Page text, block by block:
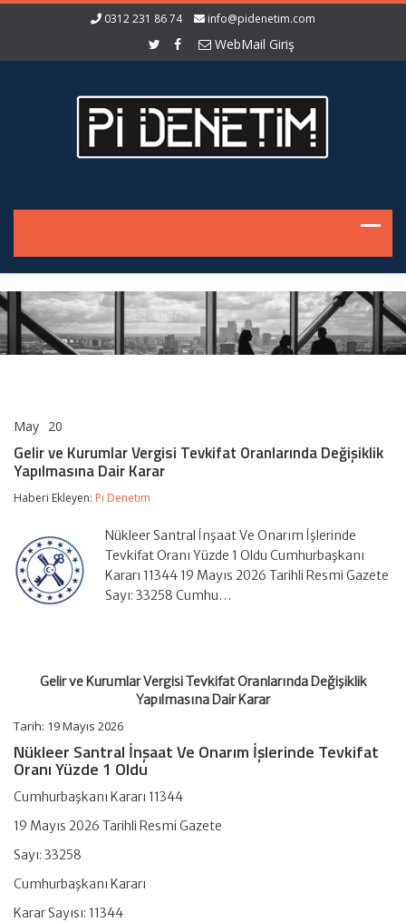
0312 231 86 74 info@pidenetim.com
WebMail Giriş
May 20
Kurumlar
Vergisi
Oranlarında
Yapılmasına
Karar
için
Gelir ve Kurumlar Vergisi Tevkifat Oranlarında Değişiklik
Yapılmasına Dair Karar
Haberi Ekleyen: Pi Denetim
Nükleer Santral İnşaat Ve Onarım İşlerinde
Tevkifat Oranı Yüzde 1 Oldu Cumhurbaşkanı
Kararı 11344 19 Mayıs 2026 Tarihli Resmi Gazete
Sayı: 33258 Cumhu…
Gelir ve Kurumlar Vergisi Tevkifat Oranlarında Değişiklik
Yapılmasına Dair Karar
Tarih: 19 Mayıs 2026
Nükleer Santral İnşaat Ve Onarım İşlerinde Tevkifat
Oranı Yüzde 1 Oldu
Cumhurbaşkanı Kararı 11344
19 Mayıs 2026 Tarihli Resmi Gazete
Sayı: 33258
Cumhurbaşkanı Kararı
Karar Sayısı: 11344